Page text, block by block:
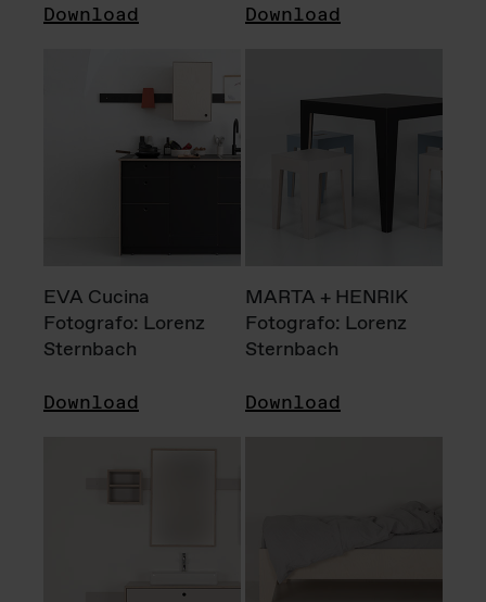
Download Download
EVA Cucina
Fotografo: Lorenz
Sternbach
Download
MARTA + HENRIK
Fotografo: Lorenz
Sternbach
Download